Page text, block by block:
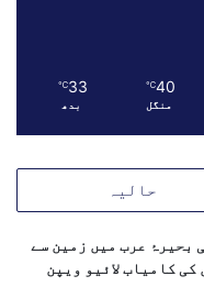
40
℃
منگل
33
℃
بدھ
حالیہ
بحیرۂ عرب میں زمین سے
کامیاب لائیو ویپن